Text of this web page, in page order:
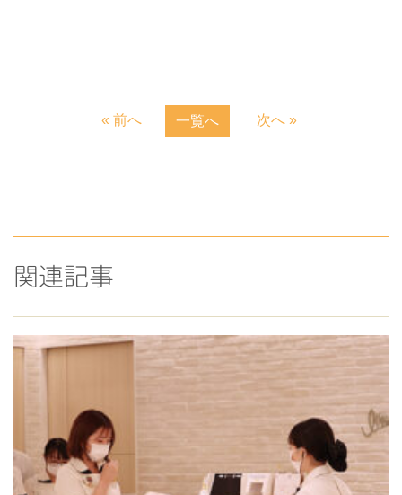
« 前へ 一覧へ 次へ »
関連記事